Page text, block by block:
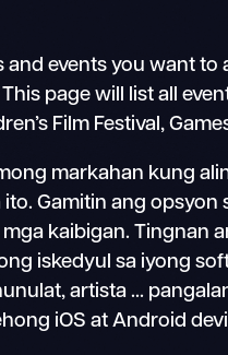
and events you want to
page will list all
Film Festival,
markahan kung
Gamitin ang
kaibigan.
iskedyul sa iyong
artista ...
iOS at Android